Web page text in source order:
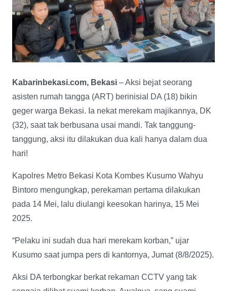
Kabarinbekasi.com, Bekasi – Aksi bejat seorang
asisten rumah tangga (ART) berinisial DA (18) bikin
geger warga Bekasi. Ia nekat merekam majikannya, DK
(32), saat tak berbusana usai mandi. Tak tanggung-
tanggung, aksi itu dilakukan dua kali hanya dalam dua
hari!
Kapolres Metro Bekasi Kota Kombes Kusumo Wahyu
Bintoro mengungkap, perekaman pertama dilakukan
pada 14 Mei, lalu diulangi keesokan harinya, 15 Mei
2025.
“Pelaku ini sudah dua hari merekam korban,” ujar
Kusumo saat jumpa pers di kantornya, Jumat (8/8/2025).
Aksi DA terbongkar berkat rekaman CCTV yang tak